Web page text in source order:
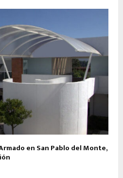
en San Pablo del Monte,